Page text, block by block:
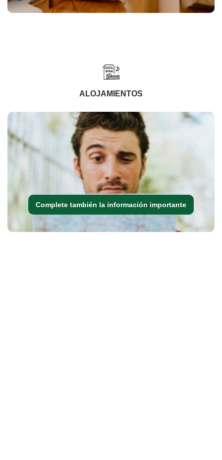
ALOJAMIENTOS
Complete también la información importante